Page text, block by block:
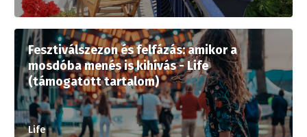
Fesztiválszezon és felfázás: amikor a
mosdóba menés is kihívás - Life
(támogatott tartalom)
Life